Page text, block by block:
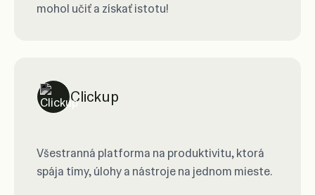
mohol učiť a získať istotu!
Clickup
Všestranná platforma na produktivitu, ktorá
spája tímy, úlohy a nástroje na jednom mieste.